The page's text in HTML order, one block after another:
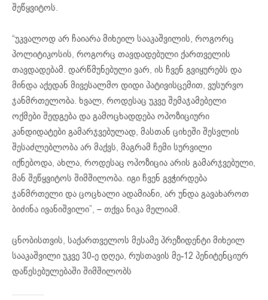
შეწყვიტოს.
“უკვალოდ არ ჩაიარა მიხეილ სააკაშვილის, როგორც
პოლიტიკოსის, როგორც თავდადებული ქართველის
თავდადებამ. დარწმუნებული ვარ, ის ჩვენ გვიყურებს და
მინდა აქედან მივესალმო დიდი პატივისცემით, ვუსურვო
ჯანმრთელობა. ხვალ, როდესაც უკვე შემაჯამებელი
ოქმები შედგება და გამოცხადდება ოპოზიციური
კანდიდატები გამარჯვებულად, მასთან ციხეში შესვლის
შესაძლებლობა არ მაქვს, მაგრამ ჩემი სურვილი
იქნებოდა, ახლა, როდესაც ოპოზიცია არის გამარჯვებული,
მან შეწყვიტოს შიმშილობა. იგი ჩვენ გვჭირდება
ჯანმრთელი და ცოცხალი ადამიანი, არ უნდა გავახაროთ
ბიძინა ივანიშვილი”, – თქვა ნიკა მელიამ.
ცნობისთვის, საქართველოს მესამე პრეზიდენტი მიხეილ
სააკაშვილი უკვე 30-ე დღეა, რუსთავის მე-12 პენიტენციურ
დაწესებულებაში შიმშილობს